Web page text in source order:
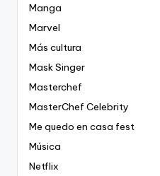
Manga
Marvel
Más cultura
Mask Singer
Masterchef
MasterChef Celebrity
Me quedo en casa fest
Música
Netflix